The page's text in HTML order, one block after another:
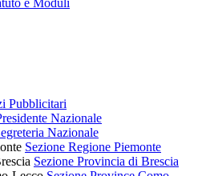
Pubblicitari
Nazionale
Nazionale
Sezione Regione Piemonte
Sezione Provincia di Brescia